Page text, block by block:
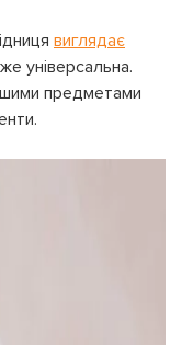
виглядає
універсальна.
предметами